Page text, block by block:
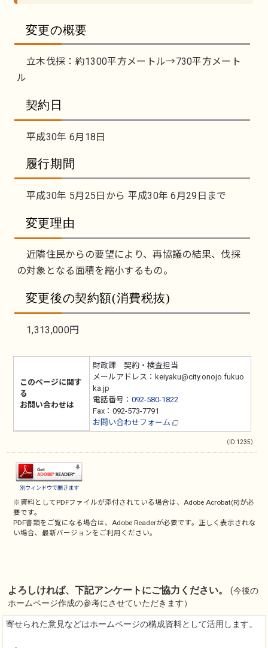
変更の概要
立木伐採：約1300平方メートル→730平方メート
ル
契約日
平成30年 6月18日
履行期間
平成30年 5月25日から 平成30年 6月29日まで
変更理由
近隣住民からの要望により、再協議の結果、伐採
の対象となる面積を縮小するもの。
変更後の契約額(消費税抜)
1,313,000円
このページに関す
る
お問い合わせは
財政課 契約・検査担当
メールアドレス：keiyaku@city.onojo.fukuo
ka.jp
電話番号： 092-580-1822
Fax：092-573-7791
お問い合わせフォーム
（ID:1235）
別ウィンドウで開きます
※資料としてPDFファイルが添付されている場合は、Adobe Acrobat(R)が必
要です。
PDF書類をご覧になる場合は、Adobe Readerが必要です。正しく表示されな
い場合、最新バージョンをご利用ください。